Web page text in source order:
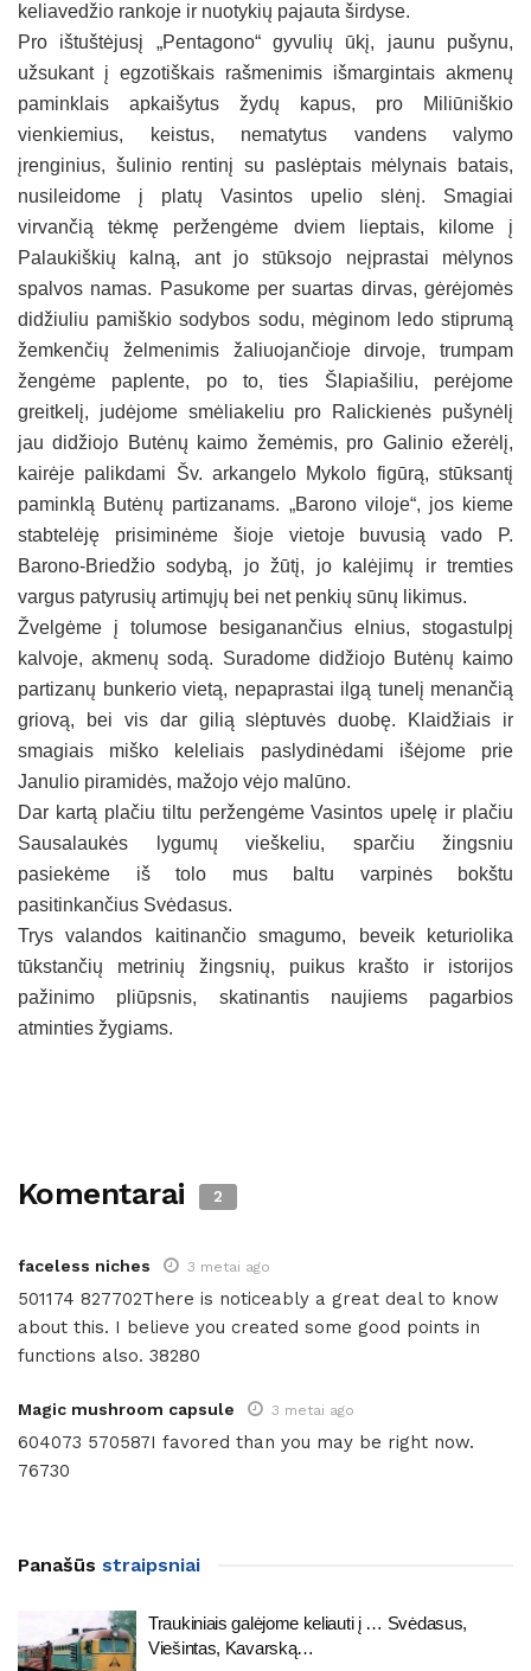
keliavedžio rankoje ir nuotykių pajauta širdyse.
Pro ištuštėjusį „Pentagono“ gyvulių ūkį, jaunu pušynu,
užsukant į egzotiškais rašmenimis išmargintais akmenų
paminklais apkaišytus žydų kapus, pro Miliūniškio
vienkiemius, keistus, nematytus vandens valymo
įrenginius, šulinio rentinį su paslėptais mėlynais batais,
nusileidome į platų Vasintos upelio slėnį. Smagiai
virvančią tėkmę peržengėme dviem lieptais, kilome į
Palaukiškių kalną, ant jo stūksojo neįprastai mėlynos
spalvos namas. Pasukome per suartas dirvas, gėrėjomės
didžiuliu pamiškio sodybos sodu, mėginom ledo stiprumą
žemkenčių želmenimis žaliuojančioje dirvoje, trumpam
žengėme paplente, po to, ties Šlapiašiliu, perėjome
greitkelį, judėjome smėliakeliu pro Ralickienės pušynėlį
jau didžiojo Butėnų kaimo žemėmis, pro Galinio ežerėlį,
kairėje palikdami Šv. arkangelo Mykolo figūrą, stūksantį
paminklą Butėnų partizanams. „Barono viloje“, jos kieme
stabtelėję prisiminėme šioje vietoje buvusią vado P.
Barono-Briedžio sodybą, jo žūtį, jo kalėjimų ir tremties
vargus patyrusių artimųjų bei net penkių sūnų likimus.
Žvelgėme į tolumose besiganančius elnius, stogastulpį
kalvoje, akmenų sodą. Suradome didžiojo Butėnų kaimo
partizanų bunkerio vietą, nepaprastai ilgą tunelį menančią
griovą, bei vis dar gilią slėptuvės duobę. Klaidžiais ir
smagiais miško keleliais paslydinėdami išėjome prie
Janulio piramidės, mažojo vėjo malūno.
Dar kartą plačiu tiltu peržengėme Vasintos upelę ir plačiu
Sausalaukės lygumų vieškeliu, sparčiu žingsniu
pasiekėme iš tolo mus baltu varpinės bokštu
pasitinkančius Svėdasus.
Trys valandos kaitinančio smagumo, beveik keturiolika
tūkstančių metrinių žingsnių, puikus krašto ir istorijos
pažinimo pliūpsnis, skatinantis naujiems pagarbios
atminties žygiams.
Komentarai 2
faceless niches 3 metai ago
501174 827702There is noticeably a great deal to know
about this. I believe you created some good points in
functions also. 38280
Magic mushroom capsule 3 metai ago
604073 570587I favored than you may be right now.
76730
Panašūs straipsniai
Traukiniais galėjome keliauti į … Svėdasus,
Viešintas, Kavarską…